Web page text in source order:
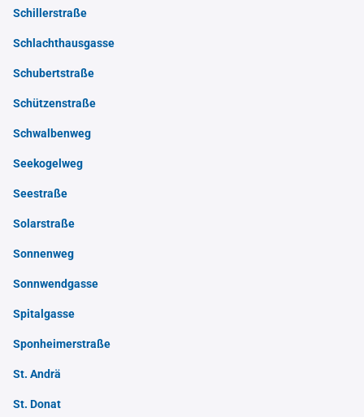
Schillerstraße
Schlachthausgasse
Schubertstraße
Schützenstraße
Schwalbenweg
Seekogelweg
Seestraße
Solarstraße
Sonnenweg
Sonnwendgasse
Spitalgasse
Sponheimerstraße
St. Andrä
St. Donat